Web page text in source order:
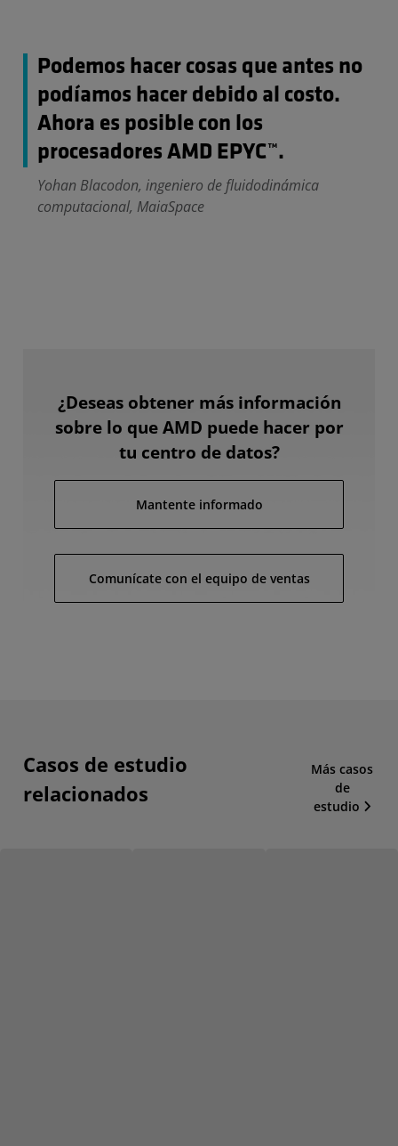
Podemos hacer cosas que antes no
podíamos hacer debido al costo.
Ahora es posible con los
procesadores AMD EPYC™.
Yohan Blacodon, ingeniero de fluidodinámica
computacional, MaiaSpace
¿Deseas obtener más información
sobre lo que AMD puede hacer por
tu centro de datos?
Mantente informado
Comunícate con el equipo de ventas
Casos de estudio
relacionados
Más casos
de
estudio